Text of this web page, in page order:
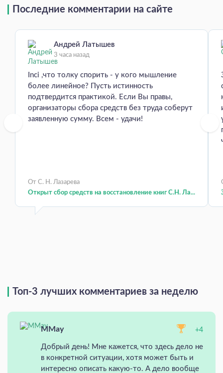
Последние комментарии на сайте
Андрей Латышев
3 часа назад
Inci ,что толку спорить - у кого мышление
более линейное? Пусть истинность
подтвердится практикой. Если Вы правы,
организаторы сбора средств без труда соберут
заявленную сумму. Всем - удачи!
От С. Н. Лазарева
Открыт сбор средств на восстановление книг С.Н. Ла...
Топ-3 лучших комментариев за неделю
MMay +4
Добрый день! Мне кажется, что здесь дело не
в конкретной ситуации, хотя может быть и
интересно описать какую-то. А дело вообще